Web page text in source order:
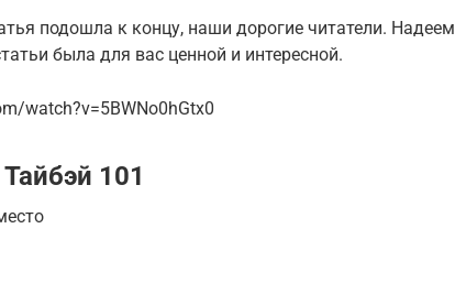
подошла к концу, наши дорогие читатели.
была для вас ценной и интересной.
watch?v=5BWNo0hGtx0
101